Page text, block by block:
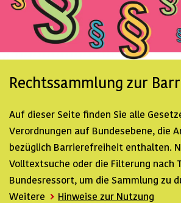
Rechtssammlung zur
Auf dieser Seite finden Sie alle
Verordnungen auf Bundesebene, die
bezüglich Barrierefreiheit enthalten.
Volltextsuche oder die Filterung nach
Bundesressort, um die Sammlung zu
Weitere
Hinweise zur Nutzung